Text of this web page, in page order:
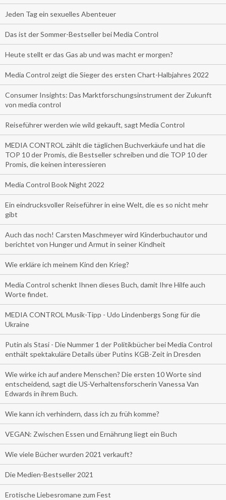
Jeden Tag ein sexuelles Abenteuer
Das ist der Sommer-Bestseller bei Media Control
Heute stellt er das Gas ab und was macht er morgen?
Media Control zeigt die Sieger des ersten Chart-Halbjahres 2022
Consumer Insights: Das Marktforschungsinstrument der Zukunft
von media control
Reiseführer werden wie wild gekauft, sagt Media Control
MEDIA CONTROL zählt die täglichen Buchverkäufe und hat die
TOP 10 der Promis, die Bestseller schreiben und die TOP 10 der
Promis, die keinen interessieren
Media Control Book Night 2022
Ein eindrucksvoller Reiseführer in eine Welt, die es so nicht mehr
gibt
Auch das noch! Carsten Maschmeyer wird Kinderbuchautor und
berichtet von Hunger und Armut in seiner Kindheit
Wie erkläre ich meinem Kind den Krieg?
Media Control schenkt Ihnen dieses Buch, damit Ihre Hilfe auch
Worte findet.
MEDIA CONTROL Musik-Tipp - Udo Lindenbergs Song für die
Ukraine
Putin als Stasi - Die Nummer 1 der Politikbücher bei Media Control
enthält spektakuläre Details über Putins KGB-Zeit in Dresden
Wie wirke ich auf andere Menschen? Die ersten 10 Worte sind
entscheidend, sagt die US-Verhaltensforscherin Vanessa Van
Edwards in ihrem Buch.
Wie kann ich verhindern, dass ich zu früh komme?
VEGAN: Zwischen Essen und Ernährung liegt ein Buch
Wie viele Bücher wurden 2021 verkauft?
Die Medien-Bestseller 2021
Erotische Liebesromane zum Fest